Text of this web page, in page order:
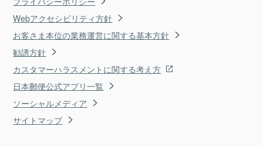
Webアクセシビリティ方針
お客さま本位の業務運営に関する基本方針
勧誘方針
カスタマーハラスメントに関する考え方
日本郵便公式アプリ一覧
ソーシャルメディア
サイトマップ